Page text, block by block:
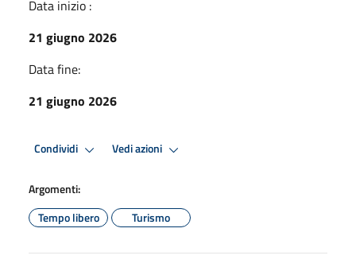
Data inizio :
21 giugno 2026
Data fine:
21 giugno 2026
Condividi Vedi azioni
Argomenti:
Tempo libero
Turismo